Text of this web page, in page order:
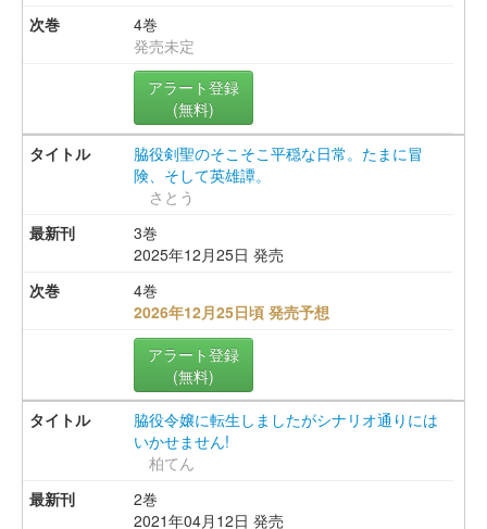
4巻
発売未定
アラート登録
(無料)
脇役剣聖のそこそこ平穏な日常。たまに冒
険、そして英雄譚。
さとう
3巻
2025年12月25日 発売
4巻
2026年12月25日頃 発売予想
アラート登録
(無料)
脇役令嬢に転生しましたがシナリオ通りには
いかせません!
柏てん
2巻
2021年04月12日 発売